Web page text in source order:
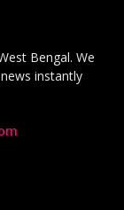
Bengal. We
instantly